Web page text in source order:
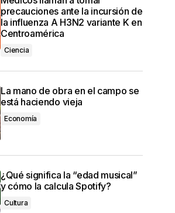
precauciones ante la incursión de
la influenza A H3N2 variante K en
Centroamérica
Ciencia
La mano de obra en el campo se
está haciendo vieja
Economía
¿Qué significa la “edad musical”
y cómo la calcula Spotify?
Cultura